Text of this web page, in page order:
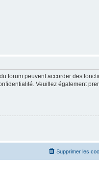
forum peuvent accorder des
Veuillez également
Supprimer les